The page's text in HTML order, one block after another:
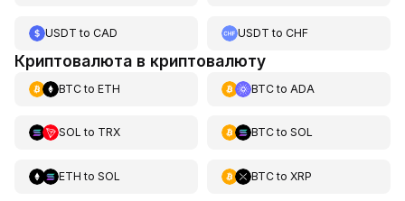
USDT to CAD USDT toCHF
Криптовалюта в криптовалюту
BTCto ETH BTCto ADA
SOL to TRX BTCto SOL
ETH to SOL BTCto XRP